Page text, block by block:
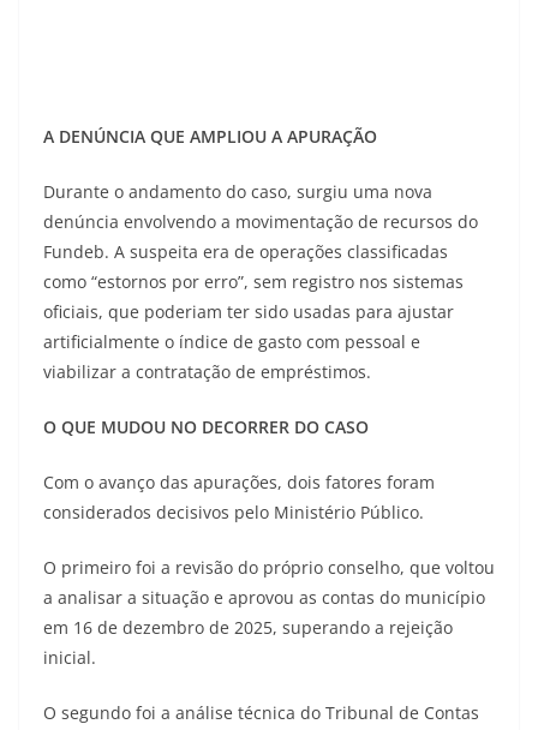
A DENÚNCIA QUE AMPLIOU A APURAÇÃO
Durante o andamento do caso, surgiu uma nova
denúncia envolvendo a movimentação de recursos do
Fundeb. A suspeita era de operações classificadas
como “estornos por erro”, sem registro nos sistemas
oficiais, que poderiam ter sido usadas para ajustar
artificialmente o índice de gasto com pessoal e
viabilizar a contratação de empréstimos.
O QUE MUDOU NO DECORRER DO CASO
Com o avanço das apurações, dois fatores foram
considerados decisivos pelo Ministério Público.
O primeiro foi a revisão do próprio conselho, que voltou
a analisar a situação e aprovou as contas do município
em 16 de dezembro de 2025, superando a rejeição
inicial.
O segundo foi a análise técnica do Tribunal de Contas